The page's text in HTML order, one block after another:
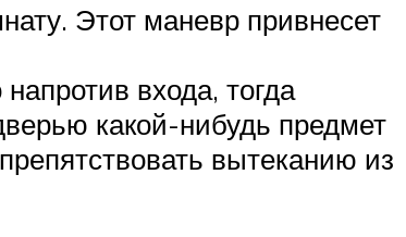
Этот маневр привнесет
входа, тогда
какой-нибудь предмет
вытеканию из